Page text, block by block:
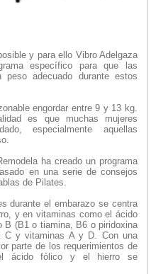
y para ello Vibro Adelgaza
específico para que las
adecuado durante estos
engordar entre 9 y 13 kg.
es que muchas mujeres
especialmente aquellas
ha creado un programa
en una serie de consejos
de Pilates.
durante el embarazo se centra
y en vitaminas como el ácido
B (B1 o tiamina, B6 o piridoxina
C y vitaminas A y D. Con una
parte de los requerimientos de
ácido fólico y el hierro se